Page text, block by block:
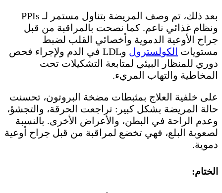
بعد ذلك، تم وصف المريضة بتناول مستمر لـ PPIs
ونظام غذائي ناعم. كما نصحت بالمراقبة من قبل
جراح الأوعية الدموية وأخصائي القلب لضبط
مستويات الكولسترول
وLDL في الدم ولإجراء فحص
دوري للمنظار البيئي لمتابعة التشكيلات تحت
المخاطية والتهاب المريء.
على خلفية العلاج بمثبطات مضخة البروتون، تحسنت
حالة المريضة بشكل كبير: تراجعت الحرقة، والتجشؤ،
وعدم الراحة في البطن، والأعراض الأخرى. بالنسبة
لصعوبة البلع، فهي تخضع لمراقبة من قبل جراح أوعية
دموية.
الختام: